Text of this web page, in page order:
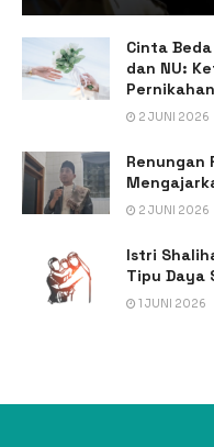
Cinta
dan NU:
2 JUNI 2026
Renungan
2 JUNI 2026
Istri
Tipu Daya
1 JUNI 2026